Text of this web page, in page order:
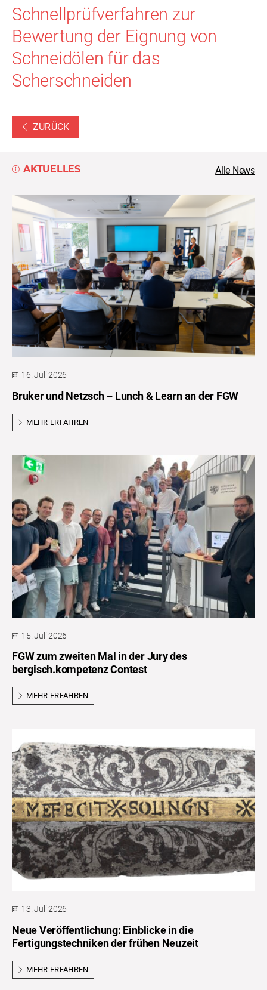
Schnellprüfverfahren zur
Bewertung der Eignung von
Schneidölen für das
Scherschneiden
ZURÜCK
AKTUELLES Alle News
16. Juli 2026
Bruker und Netzsch – Lunch & Learn an der FGW
MEHR ERFAHREN
15. Juli 2026
FGW zum zweiten Mal in der Jury des
bergisch.kompetenz Contest
MEHR ERFAHREN
13. Juli 2026
Neue Veröffentlichung: Einblicke in die
Fertigungstechniken der frühen Neuzeit
MEHR ERFAHREN